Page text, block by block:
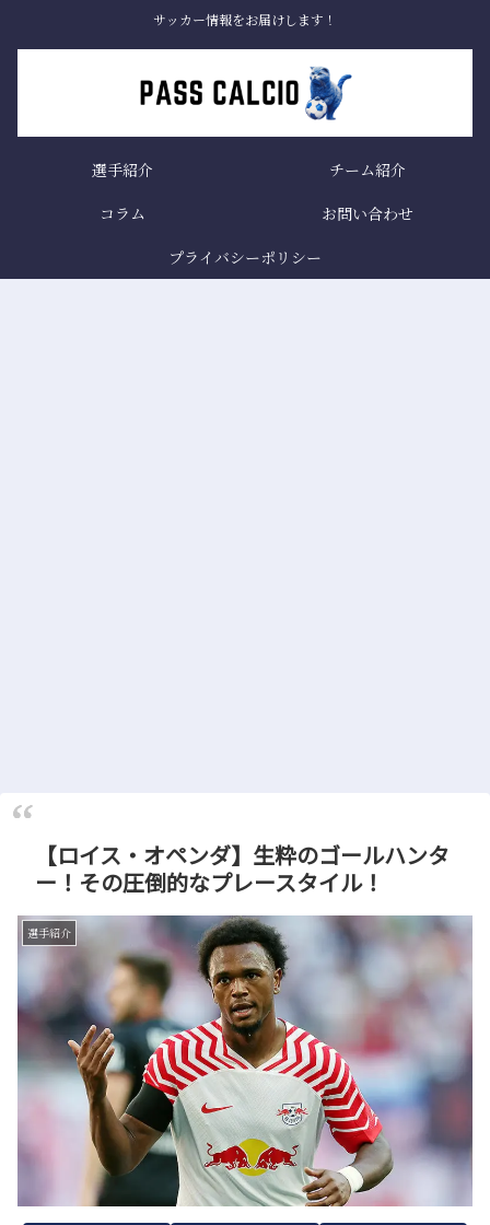
サッカー情報をお届けします！
選手紹介
チーム紹介
コラム
お問い合わせ
プライバシーポリシー
【ロイス・オペンダ】生粋のゴールハンタ
ー！その圧倒的なプレースタイル！
選手紹介